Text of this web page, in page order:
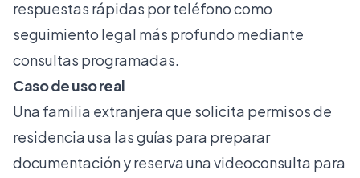
respuestas rápidas por teléfono como
seguimiento legal más profundo mediante
consultas programadas.
Caso de uso real
Una familia extranjera que solicita permisos de
residencia usa las guías para preparar
documentación y reserva una videoconsulta para